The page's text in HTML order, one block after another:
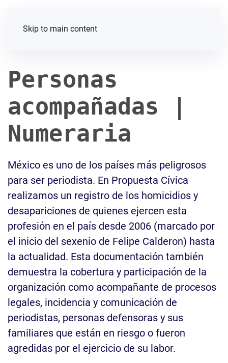
Skip to main content
Personas
acompañadas |
Numeraria
México es uno de los países más peligrosos
para ser periodista. En Propuesta Cívica
realizamos un registro de los homicidios y
desapariciones de quienes ejercen esta
profesión en el país desde 2006 (marcado por
el inicio del sexenio de Felipe Calderon) hasta
la actualidad. Esta documentación también
demuestra la cobertura y participación de la
organización como acompañante de procesos
legales, incidencia y comunicación de
periodistas, personas defensoras y sus
familiares que están en riesgo o fueron
agredidas por el ejercicio de su labor.